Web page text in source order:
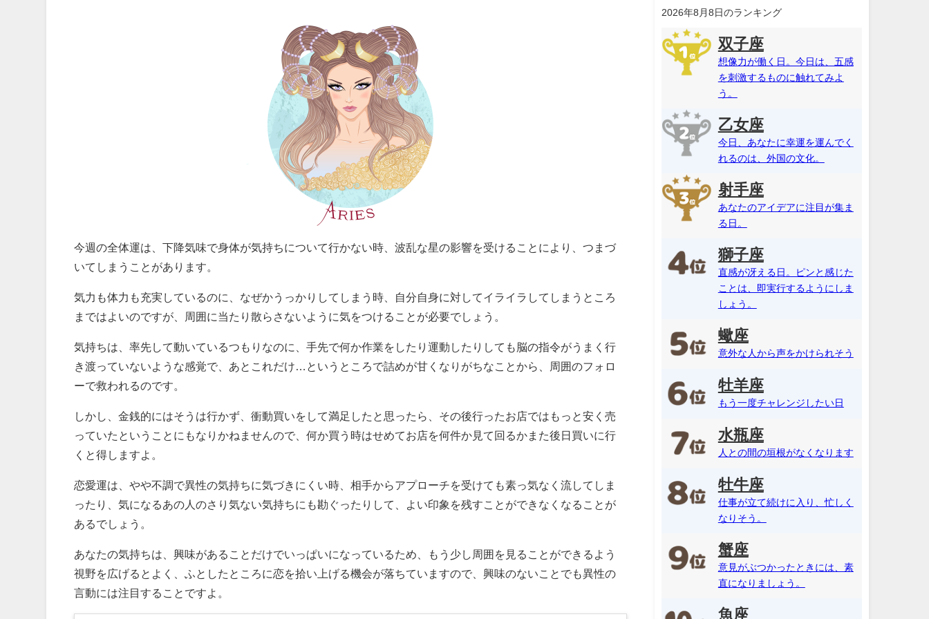
今週の全体運は、下降気味で身体が気持ちについて行かない時、波乱な星の影響を受けることにより、つまづ
いてしまうことがあります。
気力も体力も充実しているのに、なぜかうっかりしてしまう時、自分自身に対してイライラしてしまうところ
まではよいのですが、周囲に当たり散らさないように気をつけることが必要でしょう。
気持ちは、率先して動いているつもりなのに、手先で何か作業をしたり運動したりしても脳の指令がうまく行
き渡っていないような感覚で、あとこれだけ…というところで詰めが甘くなりがちなことから、周囲のフォロ
ーで救われるのです。
しかし、金銭的にはそうは行かず、衝動買いをして満足したと思ったら、その後行ったお店ではもっと安く売
っていたということにもなりかねませんので、何か買う時はせめてお店を何件か見て回るかまた後日買いに行
くと得しますよ。
恋愛運は、やや不調で異性の気持ちに気づきにくい時、相手からアプローチを受けても素っ気なく流してしま
ったり、気になるあの人のさり気ない気持ちにも勘ぐったりして、よい印象を残すことができなくなることが
あるでしょう。
あなたの気持ちは、興味があることだけでいっぱいになっているため、もう少し周囲を見ることができるよう
視野を広げるとよく、ふとしたところに恋を拾い上げる機会が落ちていますので、興味のないことでも異性の
言動には注目することですよ。
2026年8月8日のランキング
双子座
想像力が働く日。今日は、五感
を刺激するものに触れてみよ
う。
乙女座
今日、あなたに幸運を運んでく
れるのは、外国の文化。
射手座
あなたのアイデアに注目が集ま
る日。
獅子座
直感が冴える日。ピンと感じた
ことは、即実行するようにしま
しょう。
蠍座
意外な人から声をかけられそう
牡羊座
もう一度チャレンジしたい日
水瓶座
人との間の垣根がなくなります
牡牛座
仕事が立て続けに入り、忙しく
なりそう。
蟹座
意見がぶつかったときには、素
直になりましょう。
魚座